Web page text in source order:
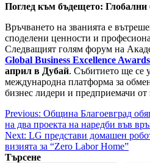
Поглед към бъдещето: Глобални
Връчването на званията е
споделени ценности и
Следващият голям форум на
Global Business Excellence Awards
април в Дубай. Събитието ще се
международна платформа за
бизнес лидери и предприемачи от
Post
navigation
Previous: Община Благоевград
на два проекта на наредби във
Next: LG представи домашен
визията за “Zero Labor Home”
Търсене